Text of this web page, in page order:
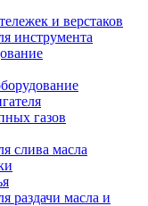
и верстаков
инструмента
газов
слива масла
раздачи масла и